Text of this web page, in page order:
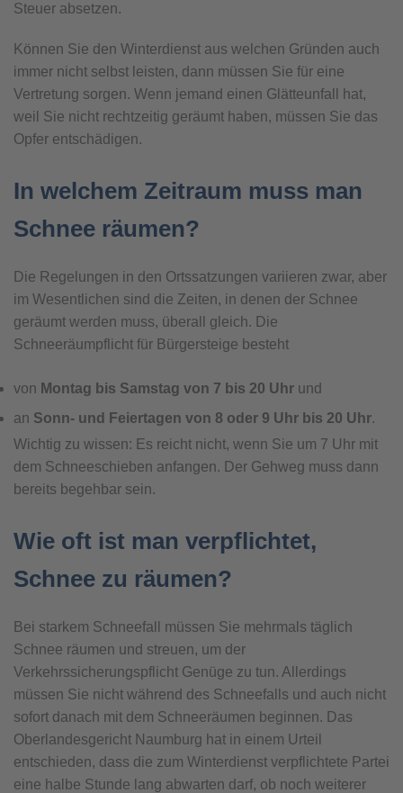
Steuer absetzen.
Können Sie den Winter­dienst aus welchen Gründen auch
immer nicht selbst leisten, dann müssen Sie für eine
Vertretung sorgen. Wenn jemand einen Glätteunfall hat,
weil Sie nicht rechtzeitig geräumt haben, müssen Sie das
Opfer entschädigen.
In welchem Zeitraum muss man
Schnee räumen?
Die Regelungen in den Ortssatzungen variieren zwar, aber
im Wesentlichen sind die Zeiten, in denen der Schnee
geräumt werden muss, überall gleich. Die
Schneeräumpflicht für Bürgersteige besteht
von Montag bis Samstag von 7 bis 20 Uhr und
an Sonn- und Feiertagen von 8 oder 9 Uhr bis 20 Uhr.
Wichtig zu wissen: Es reicht nicht, wenn Sie um 7 Uhr mit
dem Schneeschieben anfangen. Der Gehweg muss dann
bereits begehbar sein.
Wie oft ist man verpflichtet,
Schnee zu räumen?
Bei starkem Schneefall müssen Sie mehrmals täglich
Schnee räumen und streuen, um der
Verkehrssicherungspflicht Genüge zu tun. Allerdings
müssen Sie nicht während des Schneefalls und auch nicht
sofort danach mit dem Schneeräumen beginnen. Das
Oberlandesgericht Naumburg hat in einem Urteil
entschieden, dass die zum Winterdienst verpflichtete Partei
eine halbe Stunde lang abwarten darf, ob noch weiterer